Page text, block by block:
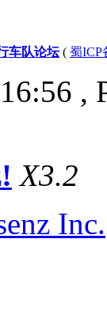
车队论坛( 蜀ICP
,
X3.2
Inc.